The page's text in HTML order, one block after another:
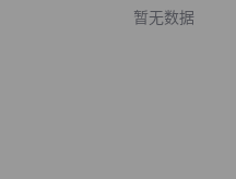
暂无数据